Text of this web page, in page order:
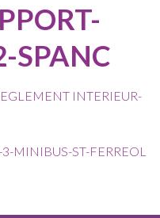
SPANC
INTERIEUR-
MINIBUS-ST-FERREOL